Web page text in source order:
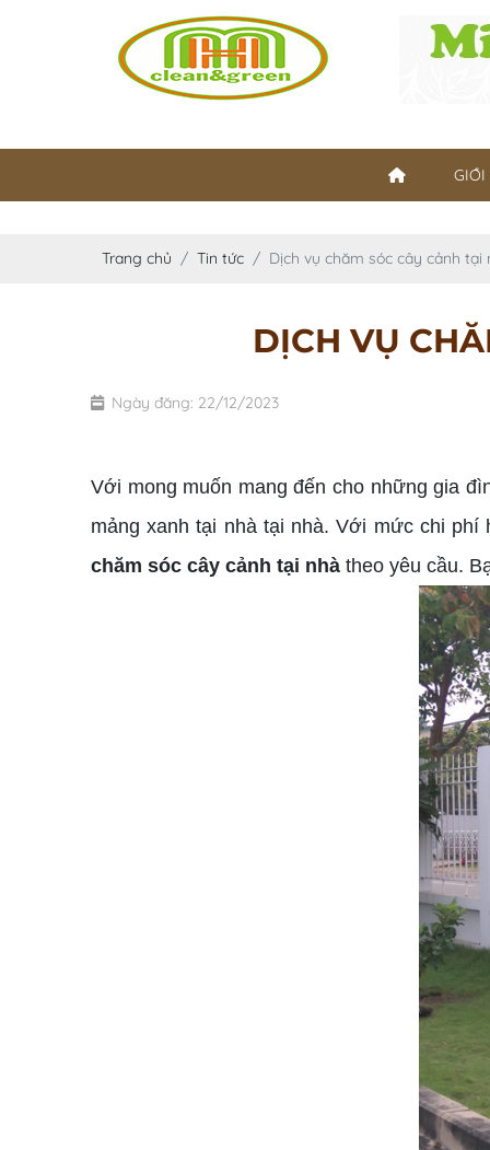
GIỚI
Trang chủ Tin tức Dịch vụ chăm sóc cây cảnh tại
DỊCH VỤ
Ngày đăng: 22/12/2023
Với mong muốn mang đến cho những gia
mảng xanh tại nhà tại nhà. Với mức chi
chăm sóc cây cảnh tại nhà theo yêu cầu.